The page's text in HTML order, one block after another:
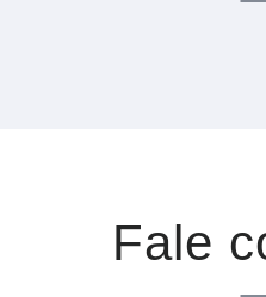
Fale